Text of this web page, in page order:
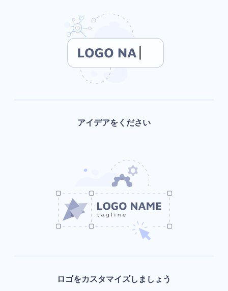
アイデアをください
ロゴをカスタマイズしましょう